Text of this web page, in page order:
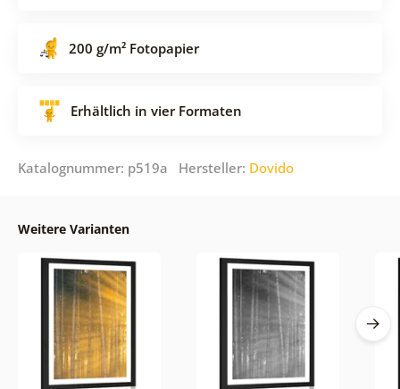
200 g/m² Fotopapier
Erhältlich in vier Formaten
Katalognummer: p519a Hersteller: Dovido
Weitere Varianten